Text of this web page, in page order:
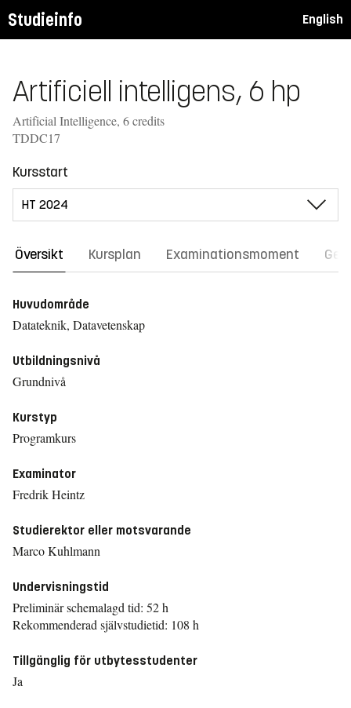
Studieinfo English
Artificiell intelligens, 6 hp
Artificial Intelligence, 6 credits
TDDC17
Kursstart
Översikt Kursplan Examinationsmoment
Huvudområde
Datateknik, Datavetenskap
Utbildningsnivå
Grundnivå
Kurstyp
Programkurs
Examinator
Fredrik Heintz
Studierektor eller motsvarande
Marco Kuhlmann
Undervisningstid
Preliminär schemalagd tid: 52 h
Rekommenderad självstudietid: 108 h
Tillgänglig för utbytesstudenter
Ja